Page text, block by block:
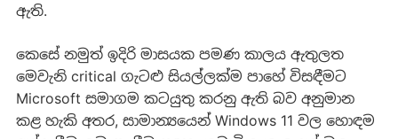
ඇති.
කෙසේ නමුත් ඉදිරි මාසයක පමණ කාලය ඇතුලත
මෙවැනි critical ගැටළු සියල්ලක්ම පාහේ විසඳීමට
Microsoft සමාගම කටයුතු කරනු ඇති බව අනුමාන
කළ හැකි අතර, සාමාන්‍යයෙන් Windows 11 වල හොඳම